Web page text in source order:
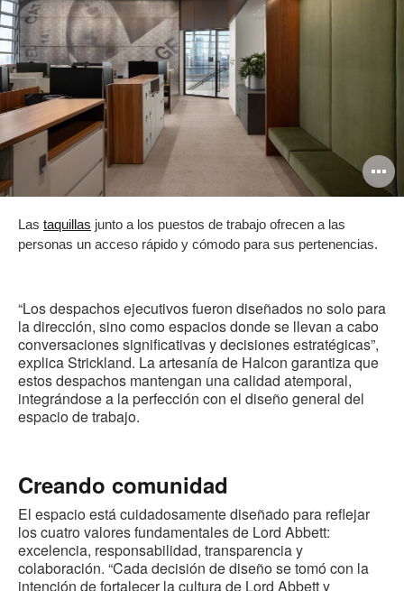
Las taquillas junto a los puestos de trabajo ofrecen a las
personas un acceso rápido y cómodo para sus pertenencias.
“Los despachos ejecutivos fueron diseñados no solo para
la dirección, sino como espacios donde se llevan a cabo
conversaciones significativas y decisiones estratégicas”,
explica Strickland. La artesanía de Halcon garantiza que
estos despachos mantengan una calidad atemporal,
integrándose a la perfección con el diseño general del
espacio de trabajo.
Creando comunidad
El espacio está cuidadosamente diseñado para reflejar
los cuatro valores fundamentales de Lord Abbett:
excelencia, responsabilidad, transparencia y
colaboración. “Cada decisión de diseño se tomó con la
intención de fortalecer la cultura de Lord Abbett y